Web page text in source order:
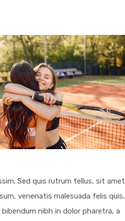
Sed quis rutrum tellus, sit amet
venenatis malesuada felis quis,
nibh in dolor pharetra, a